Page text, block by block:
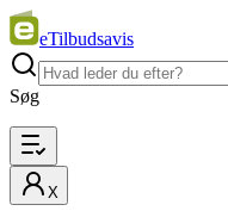
eTilbudsavis
Søg
X